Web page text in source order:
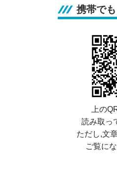
携帯でも
上の
読み取っ
ただし,文
ご覧に